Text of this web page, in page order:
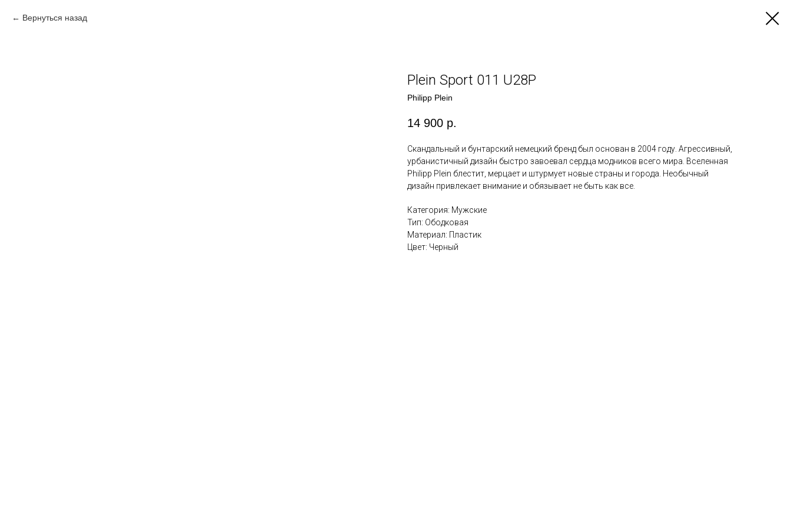
Вернуться назад
Plein Sport 011 U28P
Philipp Plein
14 900 р.
Скандальный и бунтарский немецкий бренд был основан в 2004 году. Агрессивный,
урбанистичный дизайн быстро завоевал сердца модников всего мира. Вселенная
Philipp Plein блестит, мерцает и штурмует новые страны и города. Необычный
дизайн привлекает внимание и обязывает не быть как все.
Категория: Мужские
Тип: Ободковая
Материал: Пластик
Цвет: Черный